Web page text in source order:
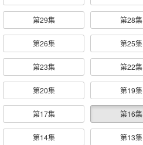
第29集 第28集
第26集 第25集
第23集 第22集
第20集 第19集
第17集 第16集
第14集 第13集